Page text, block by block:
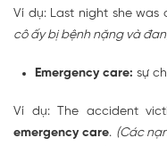
Ví dụ: Last night she was
cô ấy bị bệnh nặng và
Emergency care: sự
Ví dụ: The accident
emergency care. (Các